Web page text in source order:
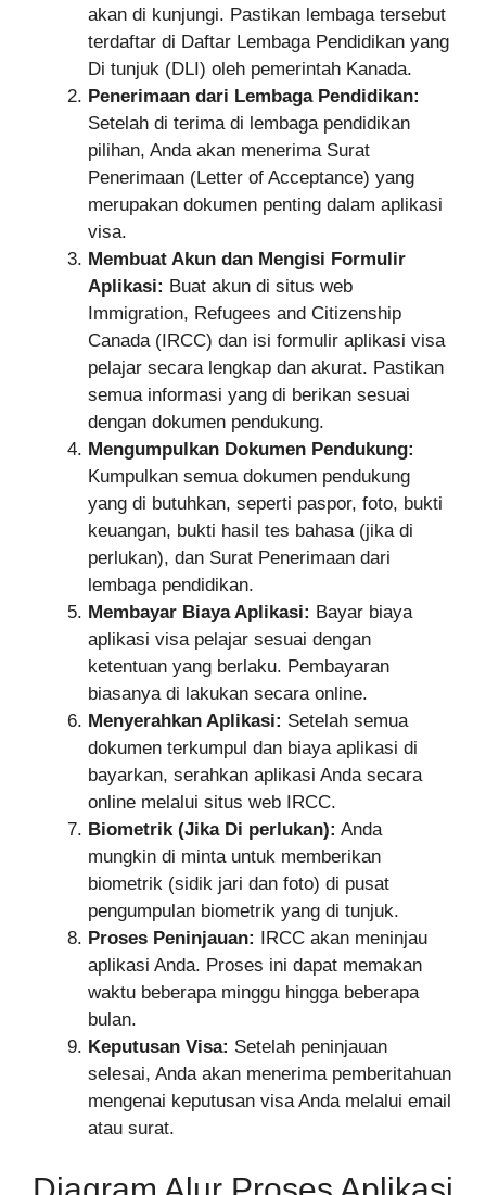
akan di kunjungi. Pastikan lembaga tersebut
terdaftar di Daftar Lembaga Pendidikan yang
Di tunjuk (DLI) oleh pemerintah Kanada.
Penerimaan dari Lembaga Pendidikan:
Setelah di terima di lembaga pendidikan
pilihan, Anda akan menerima Surat
Penerimaan (Letter of Acceptance) yang
merupakan dokumen penting dalam aplikasi
visa.
Membuat Akun dan Mengisi Formulir
Aplikasi: Buat akun di situs web
Immigration, Refugees and Citizenship
Canada (IRCC) dan isi formulir aplikasi visa
pelajar secara lengkap dan akurat. Pastikan
semua informasi yang di berikan sesuai
dengan dokumen pendukung.
Mengumpulkan Dokumen Pendukung:
Kumpulkan semua dokumen pendukung
yang di butuhkan, seperti paspor, foto, bukti
keuangan, bukti hasil tes bahasa (jika di
perlukan), dan Surat Penerimaan dari
lembaga pendidikan.
Membayar Biaya Aplikasi: Bayar biaya
aplikasi visa pelajar sesuai dengan
ketentuan yang berlaku. Pembayaran
biasanya di lakukan secara online.
Menyerahkan Aplikasi: Setelah semua
dokumen terkumpul dan biaya aplikasi di
bayarkan, serahkan aplikasi Anda secara
online melalui situs web IRCC.
Biometrik (Jika Di perlukan): Anda
mungkin di minta untuk memberikan
biometrik (sidik jari dan foto) di pusat
pengumpulan biometrik yang di tunjuk.
Proses Peninjauan:
IRCC akan meninjau
aplikasi Anda. Proses ini dapat memakan
waktu beberapa minggu hingga beberapa
bulan.
Keputusan Visa: Setelah peninjauan
selesai, Anda akan menerima pemberitahuan
mengenai keputusan visa Anda melalui email
atau surat.